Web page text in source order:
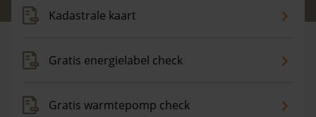
Kadastrale kaart
Gratis energielabel check
Gratis warmtepomp check